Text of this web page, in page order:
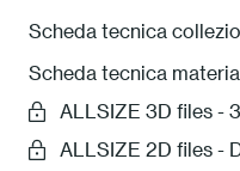
Scheda tecnica
Scheda tecnica
ALLSIZE 3D files -
ALLSIZE 2D files -